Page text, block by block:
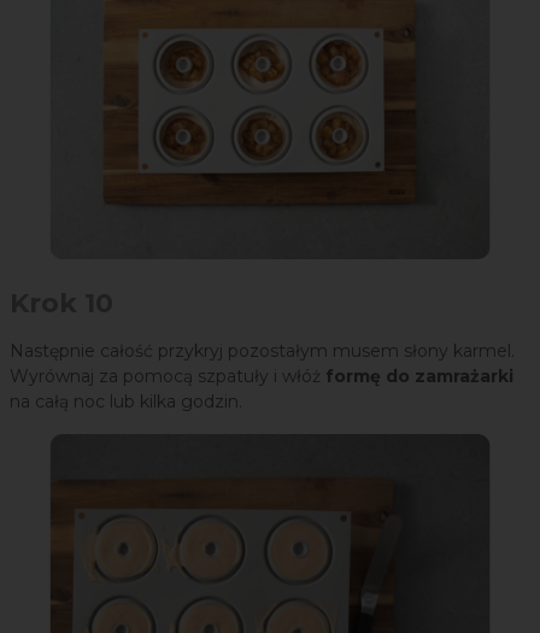
Następnie całość przykryj pozostałym musem słony karmel.
Wyrównaj za pomocą szpatuły i włóż formę do zamrażarki
na całą noc lub kilka godzin.